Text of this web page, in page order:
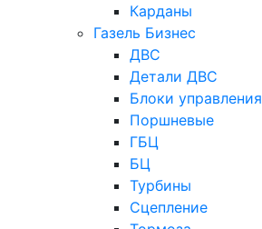
Карданы
Газель Бизнес
ДВС
Детали ДВС
Блоки управления
Поршневые
ГБЦ
БЦ
Турбины
Сцепление